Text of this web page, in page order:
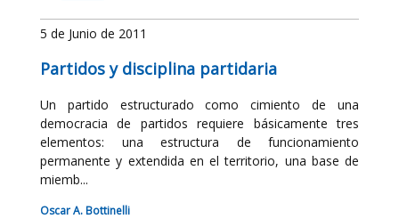
5 de Junio de 2011
Partidos y disciplina partidaria
Un partido estructurado como cimiento de una
democracia de partidos requiere básicamente tres
elementos: una estructura de funcionamiento
permanente y extendida en el territorio, una base de
miemb...
Oscar A. Bottinelli